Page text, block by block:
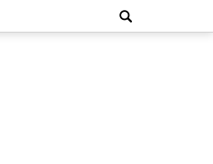
Search
for: